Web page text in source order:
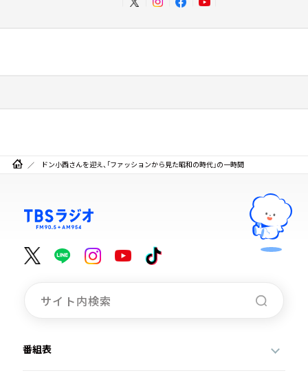
ドン小西さんを迎え、「ファッションから見た昭和の時代」の一時間
番組表